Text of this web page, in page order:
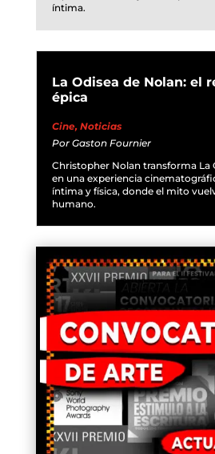
íntima.
La Odisea de Nolan: el
épica
Cine, Noticias
Por Gaston Fournier
Christopher Nolan transforma La
en una experiencia
íntima y física, donde el mito
humano.